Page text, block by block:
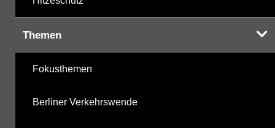
Themen
Fokusthemen
Berliner Verkehrswende